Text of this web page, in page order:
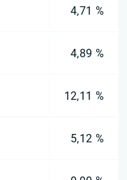
4,71 %
4,89 %
12,11 %
5,12 %